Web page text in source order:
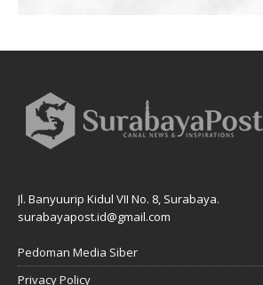
Jl. Banyuurip Kidul VII No. 8, Surabaya.
surabayapost.id@gmail.com
Pedoman Media Siber
Privacy Policy